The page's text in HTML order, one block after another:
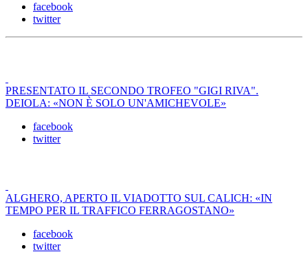
facebook
twitter
PRESENTATO IL SECONDO TROFEO "GIGI RIVA".
DEIOLA: «NON È SOLO UN'AMICHEVOLE»
facebook
twitter
ALGHERO, APERTO IL VIADOTTO SUL CALICH: «IN
TEMPO PER IL TRAFFICO FERRAGOSTANO»
facebook
twitter